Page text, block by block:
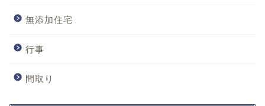
無添加住宅
行事
間取り